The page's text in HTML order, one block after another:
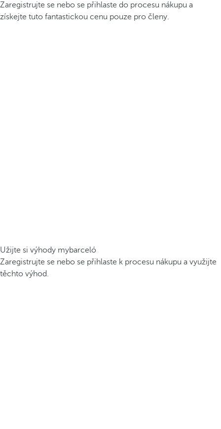
Zaregistrujte se nebo se přihlaste do procesu nákupu a
získejte tuto fantastickou cenu pouze pro členy.
Užijte si výhody mybarceló
Zaregistrujte se nebo se přihlaste k procesu nákupu a využijte
těchto výhod.